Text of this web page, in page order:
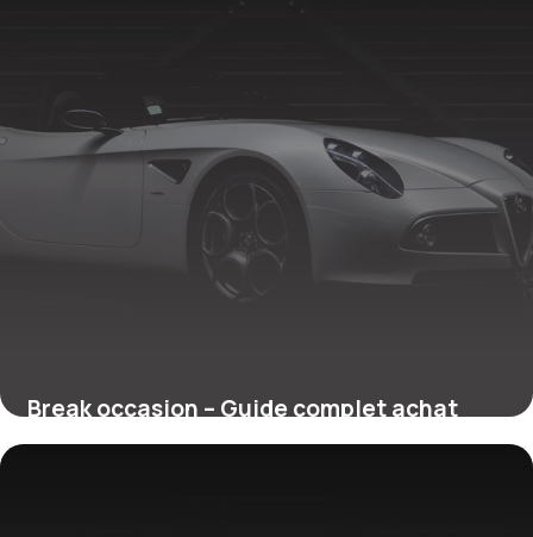
Break occasion – Guide complet achat
voiture familiale